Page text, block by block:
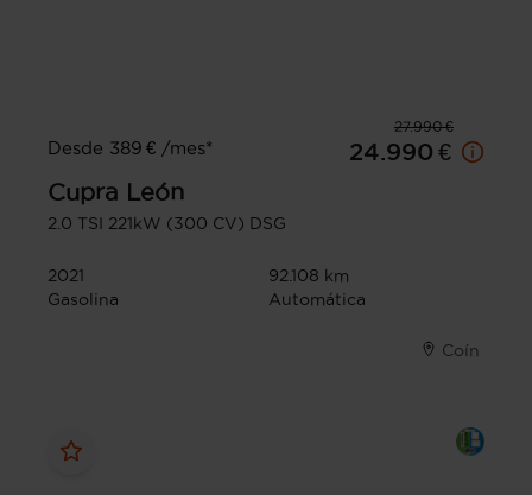
27.990 €
Desde 389 € /mes*
24.990 €
Cupra León
2.0 TSI 221kW (300 CV) DSG
2021
92.108 km
Gasolina
Automática
Coín